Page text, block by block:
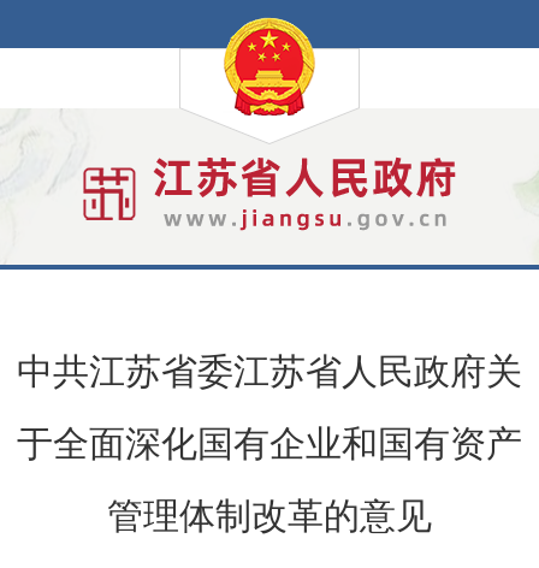
中共江苏省委江苏省人民政府关
于全面深化国有企业和国有资产
管理体制改革的意见